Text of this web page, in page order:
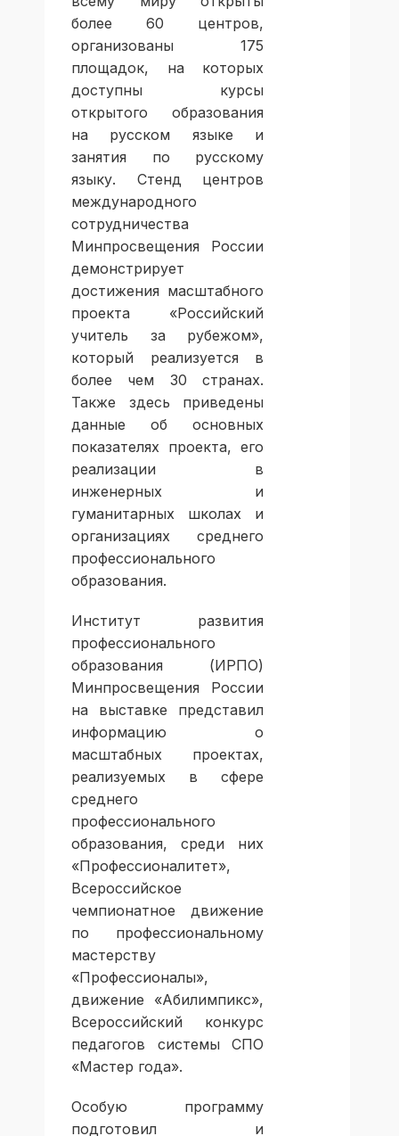
более 60 центров,
организованы 175
площадок, на которых
доступны курсы
открытого образования
на русском языке и
занятия по русскому
языку. Стенд центров
международного
сотрудничества
Минпросвещения России
демонстрирует
достижения масштабного
проекта «Российский
учитель за рубежом»,
который реализуется в
более чем 30 странах.
Также здесь приведены
данные об основных
показателях проекта, его
реализации в
инженерных и
гуманитарных школах и
организациях среднего
профессионального
образования.
Институт развития
профессионального
образования (ИРПО)
Минпросвещения России
на выставке представил
информацию о
масштабных проектах,
реализуемых в сфере
среднего
профессионального
образования, среди них
«Профессионалитет»,
Всероссийское
чемпионатное движение
по профессиональному
мастерству
«Профессионалы»,
движение «Абилимпикс»,
Всероссийский конкурс
педагогов системы СПО
«Мастер года».
Особую программу
подготовил и